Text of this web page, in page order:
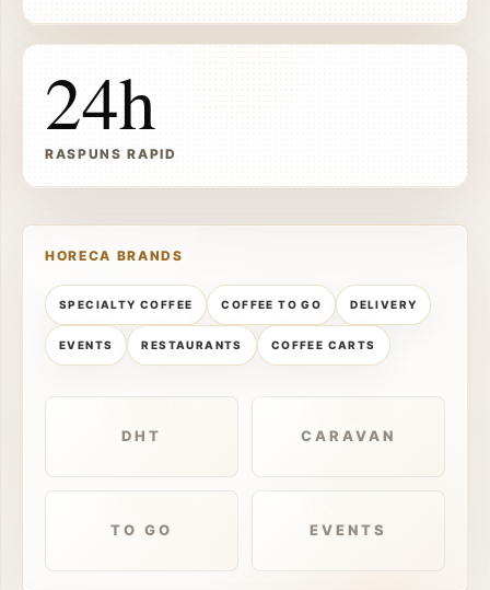
24h
RASPUNS RAPID
HORECA BRANDS
SPECIALTY COFFEE COFFEE TO GO DELIVERY
EVENTS RESTAURANTS COFFEE CARTS
DHT CARAVAN
TO GO EVENTS